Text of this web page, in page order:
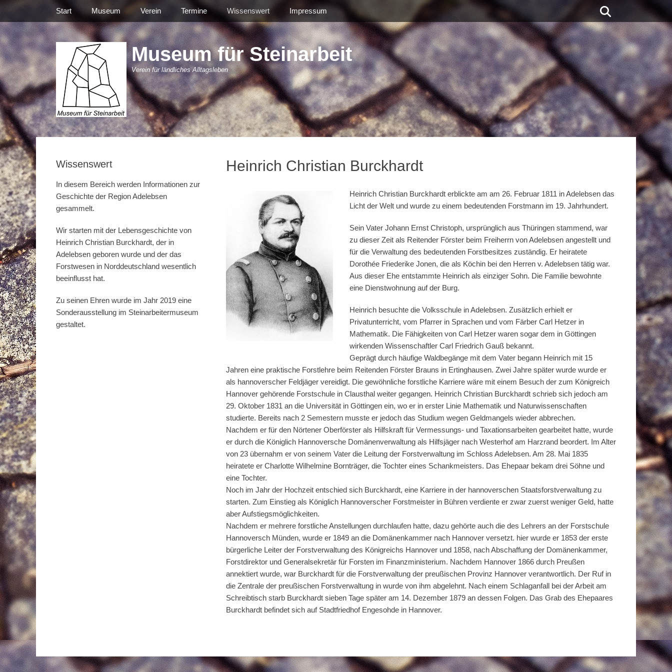
Museum für Steinarbeit
Verein für ländliches Alltagsleben
Primäres Menü
Zum
springen
Start Museum Verein Termine Wissenswert Impressum
Heinrich Christian Burckhardt
Heinrich Christian Burckhardt erblickte am am 26. Februar 1811 in Adelebsen das
Licht der Welt und wurde zu einem bedeutenden Forstmann im 19. Jahrhundert.
Sein Vater Johann Ernst Christoph, ursprünglich aus Thüringen stammend, war
zu dieser Zeit als Reitender Förster beim Freiherrn von Adelebsen angestellt und
für die Verwaltung des bedeutenden Forstbesitzes zuständig. Er heiratete
Dorothée Friederike Jonen, die als Köchin bei den Herren v. Adelebsen tätig war.
Aus dieser Ehe entstammte Heinrich als einziger Sohn. Die Familie bewohnte
eine Dienstwohnung auf der Burg.
Heinrich besuchte die Volksschule in Adelebsen. Zusätzlich erhielt er
Privatunterricht, vom Pfarrer in Sprachen und vom Färber Carl Hetzer in
Mathematik. Die Fähigkeiten von Carl Hetzer waren sogar dem in Göttingen
wirkenden Wissenschaftler Carl Friedrich Gauß bekannt.
Geprägt durch häufige Waldbegänge mit dem Vater begann Heinrich mit 15
Jahren eine praktische Forstlehre beim Reitenden Förster Brauns in Ertinghausen. Zwei Jahre später wurde wurde er
als hannoverscher Feldjäger vereidigt. Die gewöhnliche forstliche Karriere wäre mit einem Besuch der zum Königreich
Hannover gehörende Forstschule in Clausthal weiter gegangen. Heinrich Christian Burckhardt schrieb sich jedoch am
29. Oktober 1831 an die Universität in Göttingen ein, wo er in erster Linie Mathematik und Naturwissenschaften
studierte. Bereits nach 2 Semestern musste er jedoch das Studium wegen Geldmangels wieder abbrechen.
Nachdem er für den Nörtener Oberförster als Hilfskraft für Vermessungs- und Taxationsarbeiten gearbeitet hatte, wurde
er durch die Königlich Hannoversche Domänenverwaltung als Hilfsjäger nach Westerhof am Harzrand beordert. Im Alter
von 23 übernahm er von seinem Vater die Leitung der Forstverwaltung im Schloss Adelebsen. Am 28. Mai 1835
heiratete er Charlotte Wilhelmine Bornträger, die Tochter eines Schankmeisters. Das Ehepaar bekam drei Söhne und
eine Tochter.
Noch im Jahr der Hochzeit entschied sich Burckhardt, eine Karriere in der hannoverschen Staatsforstverwaltung zu
starten. Zum Einstieg als Königlich Hannoverscher Forstmeister in Bühren verdiente er zwar zuerst weniger Geld, hatte
aber Aufstiegsmöglichkeiten.
Nachdem er mehrere forstliche Anstellungen durchlaufen hatte, dazu gehörte auch die des Lehrers an der Forstschule
Hannoversch Münden, wurde er 1849 an die Domänenkammer nach Hannover versetzt. hier wurde er 1853 der erste
bürgerliche Leiter der Forstverwaltung des Königreichs Hannover und 1858, nach Abschaffung der Domänenkammer,
Forstdirektor und Generalsekretär für Forsten im Finanzministerium. Nachdem Hannover 1866 durch Preußen
annektiert wurde, war Burckhardt für die Forstverwaltung der preußischen Provinz Hannover verantwortlich. Der Ruf in
die Zentrale der preußischen Forstverwaltung in wurde von ihm abgelehnt. Nach einem Schlaganfall bei der Arbeit am
Schreibtisch starb Burckhardt sieben Tage später am 14. Dezember 1879 an dessen Folgen. Das Grab des Ehepaares
Burckhardt befindet sich auf Stadtfriedhof Engesohde in Hannover.
Wissenswert
In diesem Bereich werden Informationen zur
Geschichte der Region Adelebsen
gesammelt.
Wir starten mit der Lebensgeschichte von
Heinrich Christian Burckhardt, der in
Adelebsen geboren wurde und der das
Forstwesen in Norddeutschland wesentlich
beeinflusst hat.
Zu seinen Ehren wurde im Jahr 2019 eine
Sonderausstellung im Steinarbeitermuseum
gestaltet.